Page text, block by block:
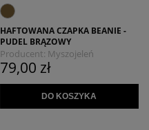
HAFTOWANA CZAPKA BEANIE -
PUDEL BRĄZOWY
Producent: Myszojeleń
79,00 zł
DO KOSZYKA